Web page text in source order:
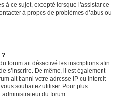
à ce sujet, excepté lorsque l’assistance
à propos de problèmes d’abus ou
?
forum ait désactivé les inscriptions afin
s’inscrire. De même, il est également
ait banni votre adresse IP ou interdit
souhaitez utiliser. Pour plus
administrateur du forum.